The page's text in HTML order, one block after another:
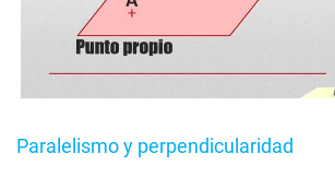
Paralelismo y perpendicularidad